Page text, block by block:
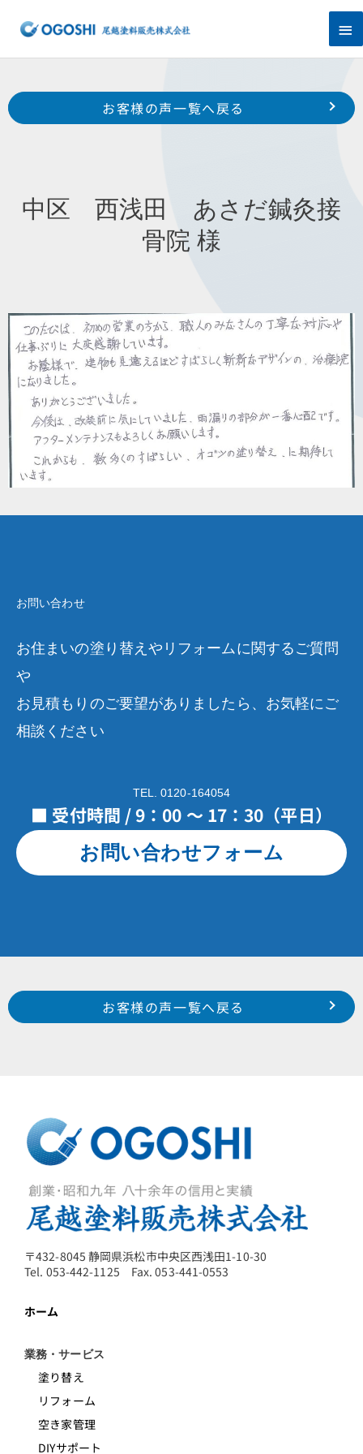
ス
プ
メ
イ
ン
メ
ー
Prev
南区 鶴見町 伊藤 様
浜松市 南区 白羽町 T 様
お客様の声一覧へ戻る
中区 西浅田 あさだ鍼灸接
骨院 様
お問い合わせ
お住まいの塗り替えやリフォームに関するご質問
や
お見積もりのご要望がありましたら、お気軽にご
相談ください
TEL. 0120-164054
■ 受付時間 / 9：00 ～ 17：30（平日）
お問い合わせフォーム
Prev
南区 鶴見町 伊藤 様
浜松市 南区 白羽町 T 様
お客様の声一覧へ戻る
〒432-8045 静岡県浜松市中央区西浅田1-10-30
Tel. 053-442-1125 Fax. 053-441-0553
ホーム
業務・サービス
塗り替え
リフォーム
空き家管理
DIYサポート